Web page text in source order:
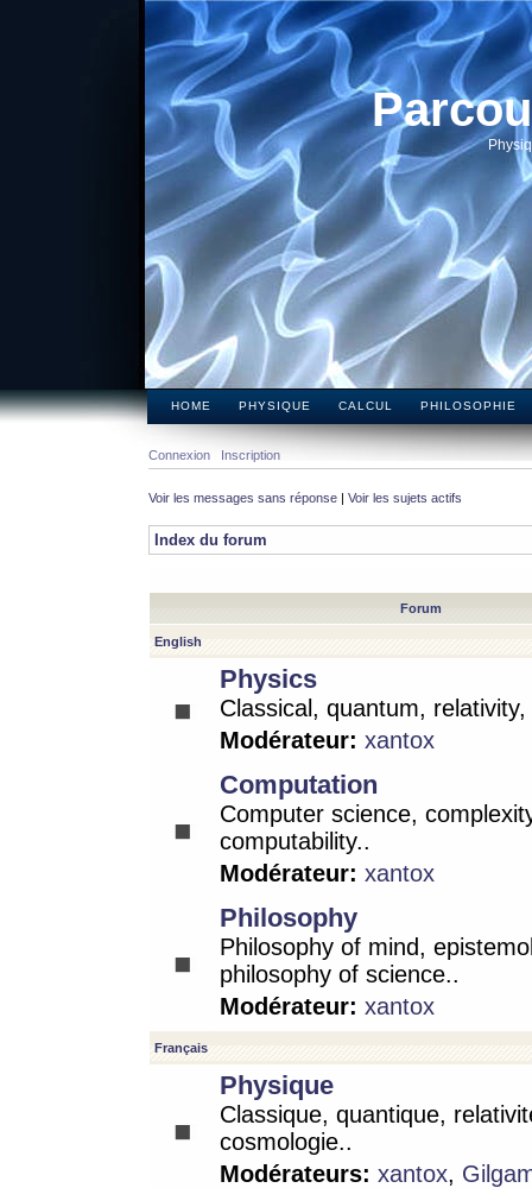
HOME PHYSIQUE CALCUL PHILOSOPHIE
Connexion Inscription
Voir les messages sans réponse | Voir les sujets actifs
Index du forum
Forum
English
Physics
Classical, quantum,
Modérateur: xantox
Computation
Computer science,
computability..
Modérateur: xantox
Philosophy
Philosophy of mind,
philosophy of science..
Modérateur: xantox
Français
Physique
Classique, quantique,
cosmologie..
Modérateurs: xantox,